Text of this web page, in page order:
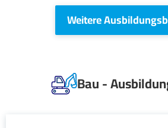
Weitere
Bau -